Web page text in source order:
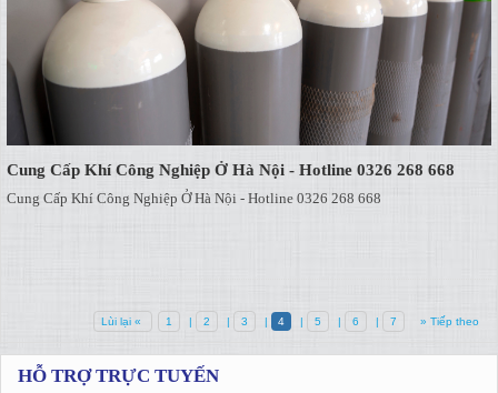
Cung Cấp Khí Công Nghiệp Ở Hà Nội - Hotline 0326 268 668
Cung Cấp Khí Công Nghiệp Ở Hà Nội - Hotline 0326 268 668
Lùi lại « 1 | 2 | 3 | 4 | 5 | 6 | 7 » Tiếp theo
HỖ TRỢ TRỰC TUYẾN